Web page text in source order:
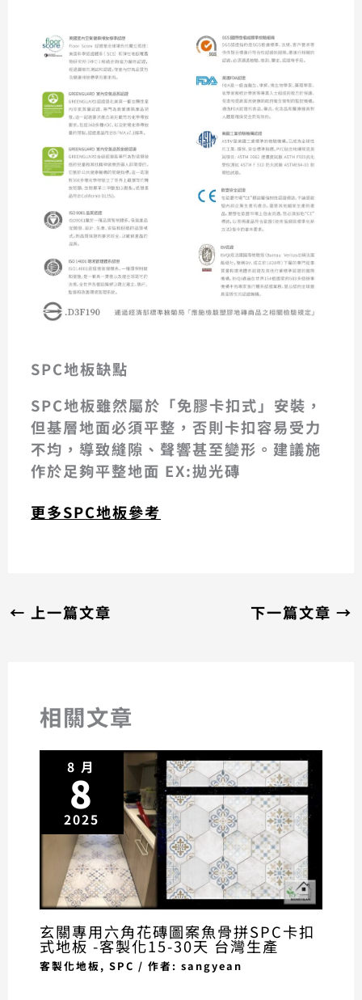
SPC地板缺點
SPC地板雖然屬於「免膠卡扣式」安裝，
但基層地面必須平整 ，否則卡扣容易受力
不均，導致縫隙、聲響甚至變形。建議施
作於足夠平整地面 EX:拋光磚
更多SPC地板參考
← 上一篇文章 下一篇文章→
相關文章
8 月
8
2025
玄關專用六角花磚圖案魚骨拼SPC卡扣
式地板 -客製化15-30天 台灣生產
客製化地板, SPC / 作者: sangyean